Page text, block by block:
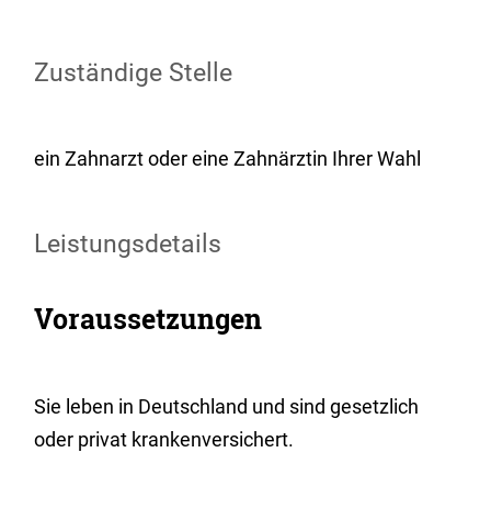
Zuständige Stelle
ein Zahnarzt oder eine Zahnärztin Ihrer Wahl
Leistungsdetails
Voraussetzungen
Sie leben in Deutschland und sind gesetzlich
oder privat krankenversichert.